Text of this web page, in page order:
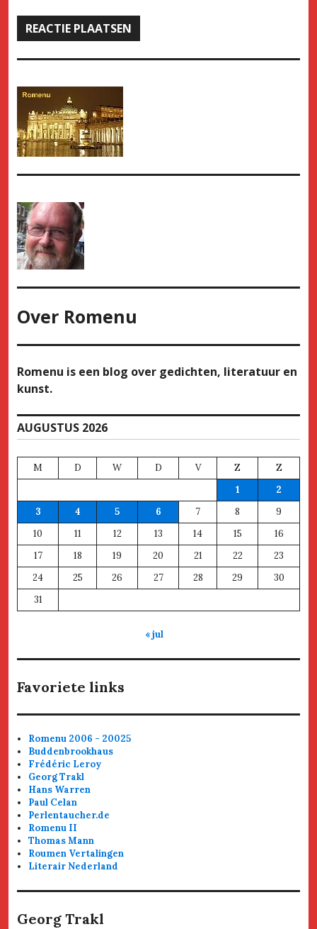
Over Romenu
Romenu is een blog over gedichten, literatuur en
kunst.
AUGUSTUS 2026
M D W D V Z
Z
1
2
3
4 5 6 7 8
9
10
11 12 13 14 15
16
17
18 19 20 21 22
23
24
25 26 27 28 29
30
31
« jul
Favoriete links
Romenu 2006 - 20025
Buddenbrookhaus
Frédéric Leroy
Georg Trakl
Hans Warren
Paul Celan
Perlentaucher.de
Romenu II
Thomas Mann
Roumen Vertalingen
Literair Nederland
Georg Trakl